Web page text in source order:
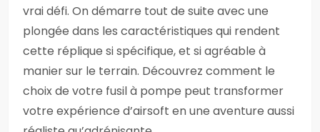
vrai défi. On démarre tout de suite avec une
plongée dans les caractéristiques qui rendent
cette réplique si spécifique, et si agréable à
manier sur le terrain. Découvrez comment le
choix de votre fusil à pompe peut transformer
votre expérience d’airsoft en une aventure aussi